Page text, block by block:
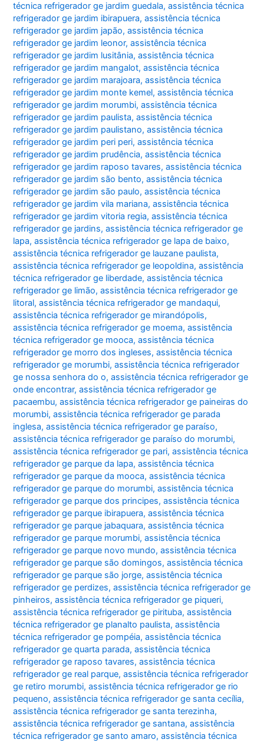
técnica refrigerador ge jardim guedala,assistência técnica
refrigerador ge jardim ibirapuera,assistência técnica
refrigerador ge jardim japão,assistência técnica
refrigerador ge jardim leonor,assistência técnica
refrigerador ge jardim lusitânia,assistência técnica
refrigerador ge jardim mangalot,assistência técnica
refrigerador ge jardim marajoara,assistência técnica
refrigerador ge jardim monte kemel,assistência técnica
refrigerador ge jardim morumbi,assistência técnica
refrigerador ge jardim paulista,assistência técnica
refrigerador ge jardim paulistano,assistência técnica
refrigerador ge jardim peri peri,assistência técnica
refrigerador ge jardim prudência,assistência técnica
refrigerador ge jardim raposo tavares,assistência técnica
refrigerador ge jardim são bento,assistência técnica
refrigerador ge jardim são paulo,assistência técnica
refrigerador ge jardim vila mariana,assistência técnica
refrigerador ge jardim vitoria regia,assistência técnica
refrigerador ge jardins,assistência técnica refrigerador ge
lapa,assistência técnica refrigerador ge lapa de baixo,
assistência técnica refrigerador ge lauzane paulista,
assistência técnica refrigerador ge leopoldina,assistência
técnica refrigerador ge liberdade,assistência técnica
refrigerador ge limão,assistência técnica refrigerador ge
litoral,assistência técnica refrigerador ge mandaqui,
assistência técnica refrigerador ge mirandópolis,
assistência técnica refrigerador ge moema,assistência
técnica refrigerador ge mooca,assistência técnica
refrigerador ge morro dos ingleses,assistência técnica
refrigerador ge morumbi,assistência técnica refrigerador
ge nossa senhora do o,assistência técnica refrigerador ge
onde encontrar,assistência técnica refrigerador ge
pacaembu,assistência técnica refrigerador ge paineiras do
morumbi,assistência técnica refrigerador ge parada
inglesa,assistência técnica refrigerador ge paraíso,
assistência técnica refrigerador ge paraíso do morumbi,
assistência técnica refrigerador ge pari,assistência técnica
refrigerador ge parque da lapa,assistência técnica
refrigerador ge parque da mooca,assistência técnica
refrigerador ge parque do morumbi,assistência técnica
refrigerador ge parque dos principes,assistência técnica
refrigerador ge parque ibirapuera,assistência técnica
refrigerador ge parque jabaquara,assistência técnica
refrigerador ge parque morumbi,assistência técnica
refrigerador ge parque novo mundo,assistência técnica
refrigerador ge parque são domingos,assistência técnica
refrigerador ge parque são jorge,assistência técnica
refrigerador ge perdizes,assistência técnica refrigerador ge
pinheiros,assistência técnica refrigerador ge piqueri,
assistência técnica refrigerador ge pirituba,assistência
técnica refrigerador ge planalto paulista,assistência
técnica refrigerador ge pompéia,assistência técnica
refrigerador ge quarta parada,assistência técnica
refrigerador ge raposo tavares,assistência técnica
refrigerador ge real parque,assistência técnica refrigerador
ge retiro morumbi,assistência técnica refrigerador ge rio
pequeno,assistência técnica refrigerador ge santa cecília,
assistência técnica refrigerador ge santa terezinha,
assistência técnica refrigerador ge santana,assistência
técnica refrigerador ge santo amaro,assistência técnica